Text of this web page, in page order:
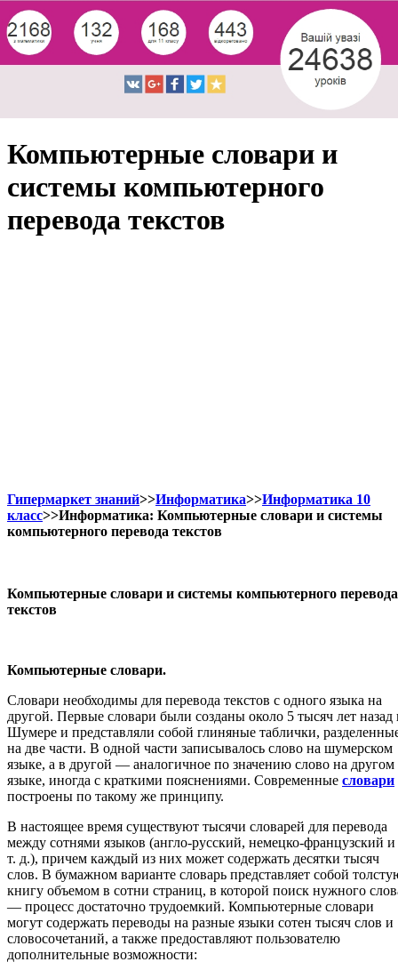
Компьютерные словари и
системы компьютерного
перевода текстов
Гипермаркет знаний>>Информатика>>Информатика 10
класс>>Информатика: Компьютерные словари и системы
компьютерного перевода текстов
Компьютерные словари и системы компьютерного перевода
текстов
Компьютерные словари.
Словари необходимы для перевода текстов с одного языка на
другой. Первые словари были созданы около 5 тысяч лет назад
Шумере и представляли собой глиняные таблички,
на две части. В одной части записывалось слово на шумерском
языке, а в другой — аналогичное по значению слово на другом
языке, иногда с краткими пояснениями. Современные словари
построены по такому же принципу.
В настоящее время существуют тысячи словарей для перевода
между сотнями языков (англо-русский, немецко-французский и
т. д.), причем каждый из них может содержать десятки тысяч
слов. В бумажном варианте словарь представляет собой
книгу объемом в сотни страниц, в которой поиск нужного
— процесс достаточно трудоемкий. Компьютерные словари
могут содержать переводы на разные языки сотен тысяч слов и
словосочетаний, а также предоставляют пользователю
дополнительные возможности: